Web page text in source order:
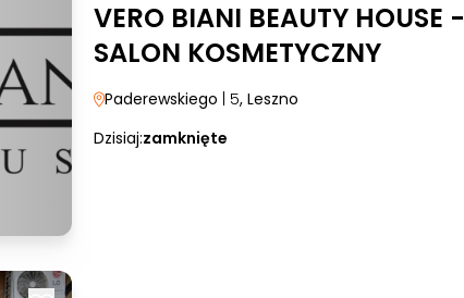
VERO BIANI BEAUTY HOUSE -
SALON KOSMETYCZNY
Paderewskiego | 5, Leszno
Dzisiaj:zamknięte